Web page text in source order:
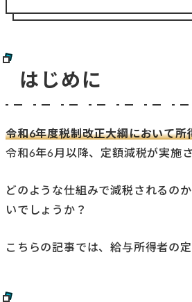
はじめに
令和6年度税制改正大綱において
令和6年6月以降、定額減税が実施
どのような仕組みで減税されるの
いでしょうか？
こちらの記事では、給与所得者の